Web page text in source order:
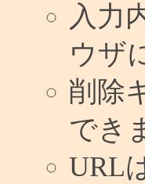
入力
ウザ
削除
でき
URL